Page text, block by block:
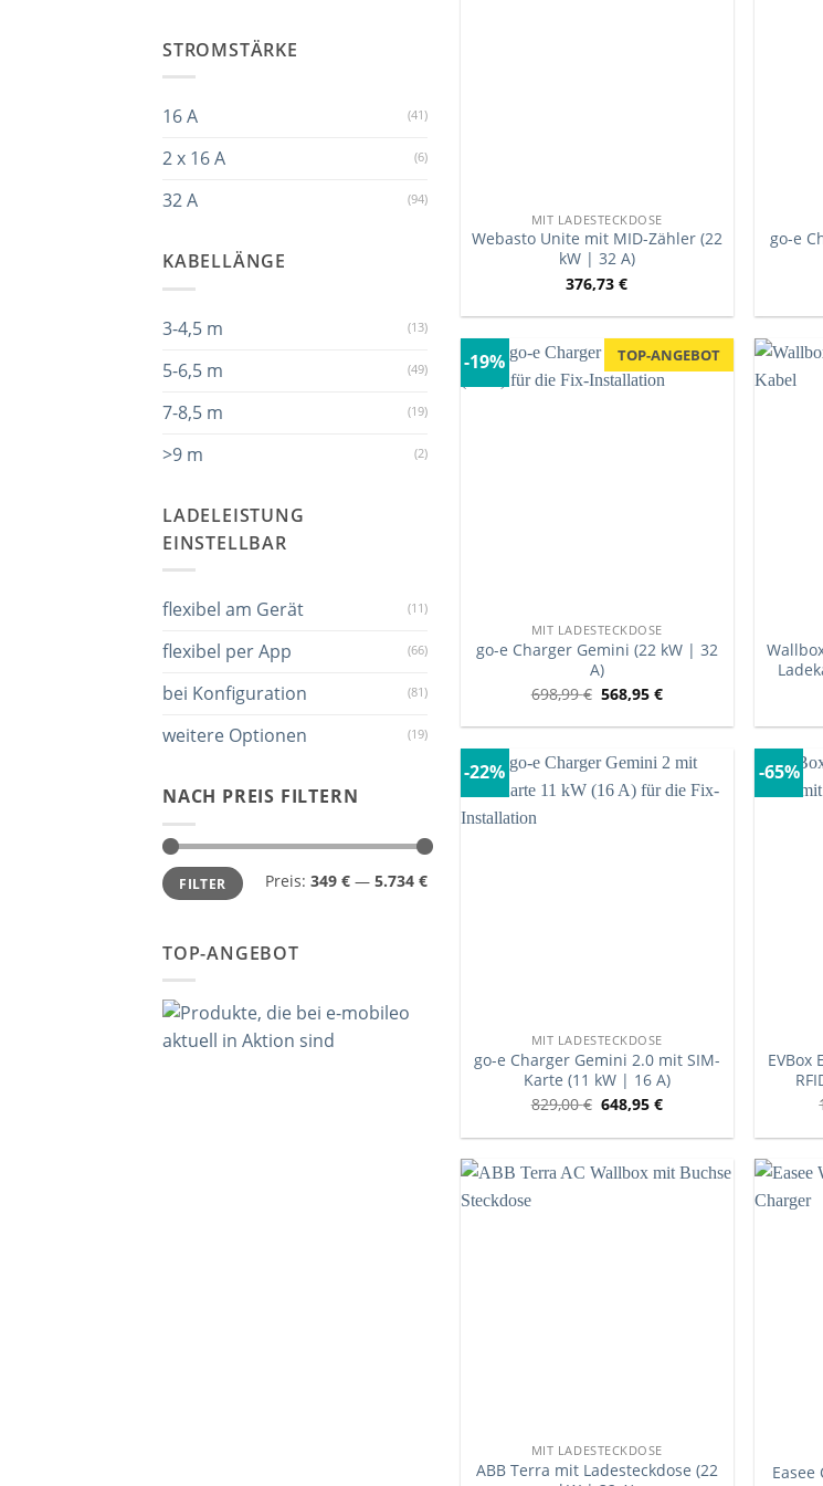
STROMSTÄRKE
16 A (41)
2 x 16 A (6)
32 A (94)
KABELLÄNGE
3-4,5 m (13)
5-6,5 m (49)
7-8,5 m (19)
>9 m (2)
LADELEISTUNG
EINSTELLBAR
flexibel am Gerät (11)
flexibel per App (66)
bei Konfiguration (81)
weitere Optionen (19)
NACH PREIS FILTERN
FILTER Preis: 349 € — 5.734 €
TOP-ANGEBOT
MIT LADESTECKDOSE
Webasto Unite mit MID-Zähler (22
kW | 32 A)
376,73€
go-e
-19% TOP-ANGEBOT
MIT LADESTECKDOSE
go-e Charger Gemini (22 kW | 32
A)
698,99€ 568,95 €
-22%
MIT LADESTECKDOSE
go-e Charger Gemini 2.0 mit SIM-
Karte (11 kW | 16 A)
829,00€ 648,95 €
-65%
EVBox
MIT LADESTECKDOSE
ABB Terra mit Ladesteckdose (22
Easee